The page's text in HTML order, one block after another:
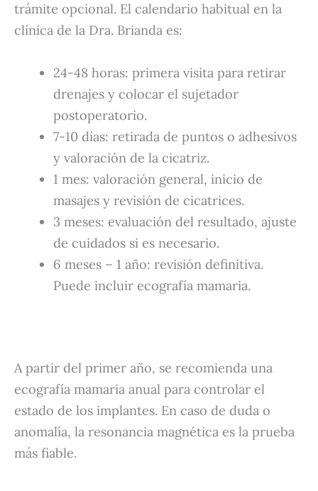
trámite opcional. El calendario habitual en la
clínica de la Dra. Brianda es:
24-48 horas: primera visita para retirar
drenajes y colocar el sujetador
postoperatorio.
7-10 días: retirada de puntos o adhesivos
y valoración de la cicatriz.
1 mes: valoración general, inicio de
masajes y revisión de cicatrices.
3 meses: evaluación del resultado, ajuste
de cuidados si es necesario.
6 meses – 1 año: revisión definitiva.
Puede incluir ecografía mamaria.
A partir del primer año, se recomienda una
ecografía mamaria anual para controlar el
estado de los implantes. En caso de duda o
anomalía, la resonancia magnética es la prueba
más fiable.